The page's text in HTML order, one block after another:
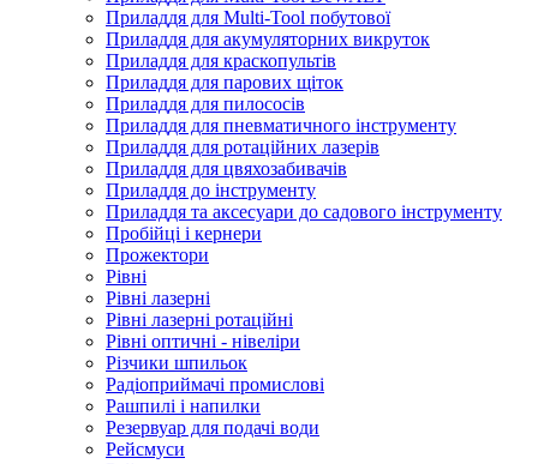
Приладдя для Multi-Tool побутової
Приладдя для акумуляторних викруток
Приладдя для краскопультів
Приладдя для парових щіток
Приладдя для пилососів
Приладдя для пневматичного інструменту
Приладдя для ротаційних лазерів
Приладдя для цвяхозабивачів
Приладдя до інструменту
Приладдя та аксесуари до садового інструменту
Пробійці і кернери
Прожектори
Рівні
Рівні лазерні
Рівні лазерні ротаційні
Рівні оптичні - нівеліри
Різчики шпильок
Радіоприймачі промислові
Рашпилі і напилки
Резервуар для подачі води
Рейсмуси